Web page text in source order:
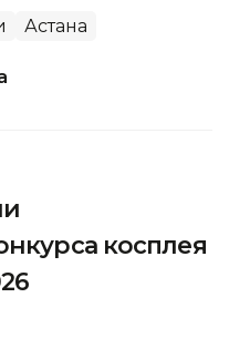
Астана
косплея